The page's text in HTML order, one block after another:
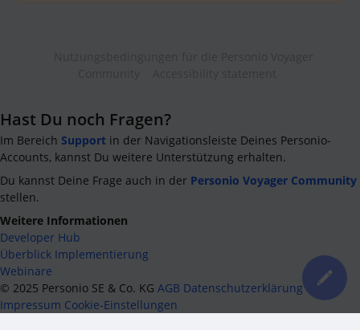
Hast Du noch Fragen?
Im Bereich Support in der Navigationsleiste Deines Personio-
Accounts, kannst Du weitere Unterstützung erhalten.
Du kannst Deine Frage auch in der Personio Voyager Community
stellen.
Weitere Informationen
Developer Hub
Überblick Implementierung
Webinare
© 2025 Personio SE & Co. KG AGB Datenschutzerklärung
Impressum Cookie-Einstellungen